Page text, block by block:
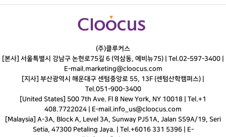
(주)클루커스
[본사] 서울특별시 강남구 논현로75길 6 (역삼동, 에비뉴75) | Tel.02-597-3400
E-mail.marketing@cloocus.com
[지사] 부산광역시 해운대구 센텀중앙로 55, 13F (센텀산학캠퍼스) |
Tel.051-900-3400
[United States] 500 7th Ave. Fl 8 New York, NY 10018 | Tel.+1
408.7722024 | E-mail.info_us@cloocus.com
[Malaysia] A-3A, Block A, Level 3A, Sunway PJ51A, Jalan SS9A/19, Seri
Setia, 47300 Petaling Jaya. | Tel.+6016 331 5396 | E-